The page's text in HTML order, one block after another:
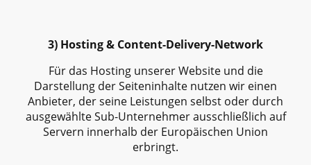
3) Hosting & Content-Delivery-Network
Für das Hosting unserer Website und die
Darstellung der Seiteninhalte nutzen wir einen
Anbieter, der seine Leistungen selbst oder durch
ausgewählte Sub-Unternehmer ausschließlich auf
Servern innerhalb der Europäischen Union
erbringt.